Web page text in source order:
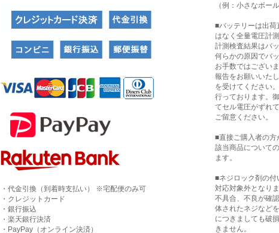
・代金引換（到着時支払い） ※宅配便のみ可
・クレジットカード
・銀行振込
・楽天銀行決済
・PayPay（オンライン決済）
（例：小さなボー
■バッテリーは出
はなく全量電圧計
計測検査結果はバ
何らかの原因でバ
お手数ではござい
報告をお願いいた
を受けてください
行っております。
てセル電圧がずれ
ご留意ください。
■直接ご購入者の
該当商品について
ます。
■ネジロック剤の
対応対象外となり
不具合、不良が確
体されたネジなど
につきましても破
きません。